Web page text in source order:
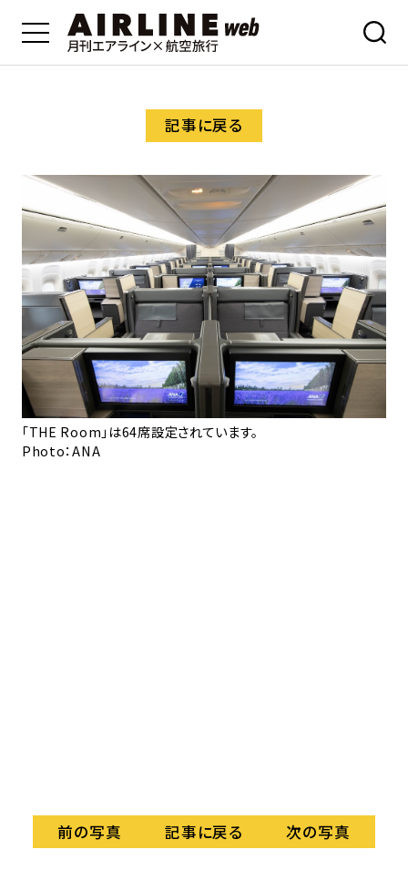
記事に戻る
「THE Room」は64席設定されています。
Photo：ANA
前の写真 記事に戻る 次の写真